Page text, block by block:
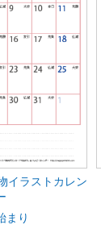
イラストカレン
まり